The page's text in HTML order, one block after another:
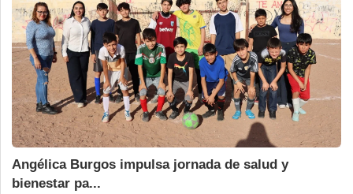
Angélica Burgos impulsa jornada de salud y
bienestar pa...